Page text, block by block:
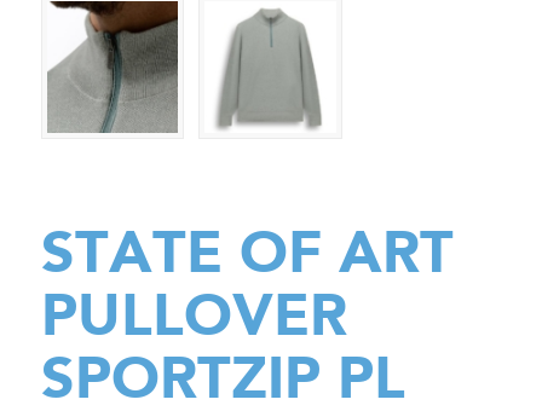
STATE OF ART
PULLOVER
SPORTZIP PL